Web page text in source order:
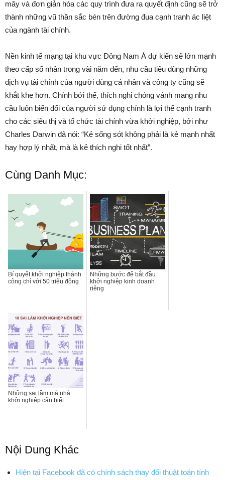
mây và đơn giản hóa các quy trình đưa ra quyết định cũng sẽ trở
thành những vũ thần sắc bén trên đường đua cạnh tranh ác liệt
của ngành tài chính.
Nền kinh tế mạng tại khu vực Đông Nam Á dự kiến sẽ lớn mạnh
theo cấp số nhân trong vài năm đến, nhu cầu tiêu dùng những
dịch vụ tài chính của người dùng cá nhân và công ty cũng sẽ
khắt khe hơn. Chính bởi thế, thích nghi chóng vánh mang nhu
cầu luôn biến đổi của người sử dụng chính là lợi thế cạnh tranh
cho các siêu thị và tổ chức tài chính vừa khởi nghiệp, bởi như
Charles Darwin đã nói: “Kẻ sống sót không phải là kẻ mạnh nhất
hay hợp lý nhất, mà là kẻ thích nghi tốt nhất”.
Cùng Danh Mục:
Bí quyết khởi nghiệp thành
công chỉ với 50 triệu đồng
Những bước để bắt đầu
khởi nghiệp kinh doanh
riêng
Những sai lầm mà nhà
khởi nghiệp cần biết
Nội Dung Khác
Hiện tại Facebook đã có chính sách thay đổi thuật toán tính